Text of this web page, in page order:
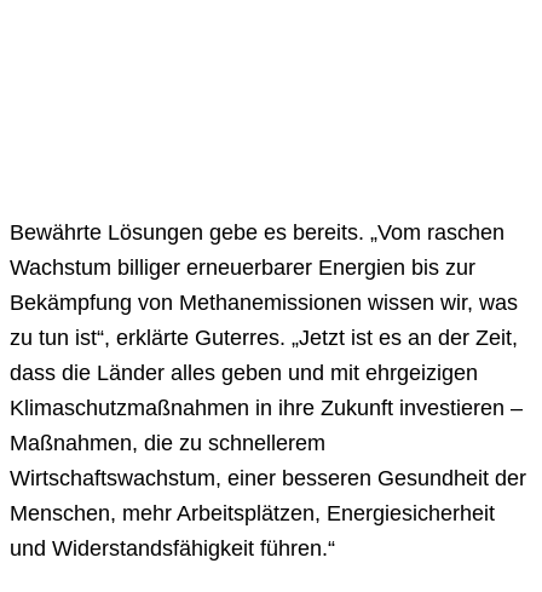
Bewährte Lösungen gebe es bereits. „Vom raschen
Wachstum billiger erneuerbarer Energien bis zur
Bekämpfung von Methanemissionen wissen wir, was
zu tun ist“, erklärte Guterres. „Jetzt ist es an der Zeit,
dass die Länder alles geben und mit ehrgeizigen
Klimaschutzmaßnahmen in ihre Zukunft investieren –
Maßnahmen, die zu schnellerem
Wirtschaftswachstum, einer besseren Gesundheit der
Menschen, mehr Arbeitsplätzen, Energiesicherheit
und Widerstandsfähigkeit führen.“